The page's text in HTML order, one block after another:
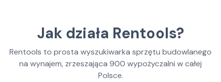
Jak działa Rentools?
Rentools to prosta wyszukiwarka sprzętu budowlanego
na wynajem, zrzeszająca 900 wypożyczalni w całej
Polsce.